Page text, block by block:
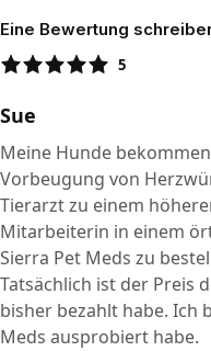
Eine Bewertung
5
Sue
Meine Hunde
Vorbeugung von
Tierarzt zu einem
Mitarbeiterin in einem
Sierra Pet Meds zu
Tatsächlich ist der Preis
bisher bezahlt habe. Ich
Meds ausprobiert habe.